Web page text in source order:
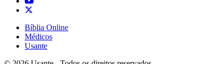
Bíblia Online
Médicos
Usante